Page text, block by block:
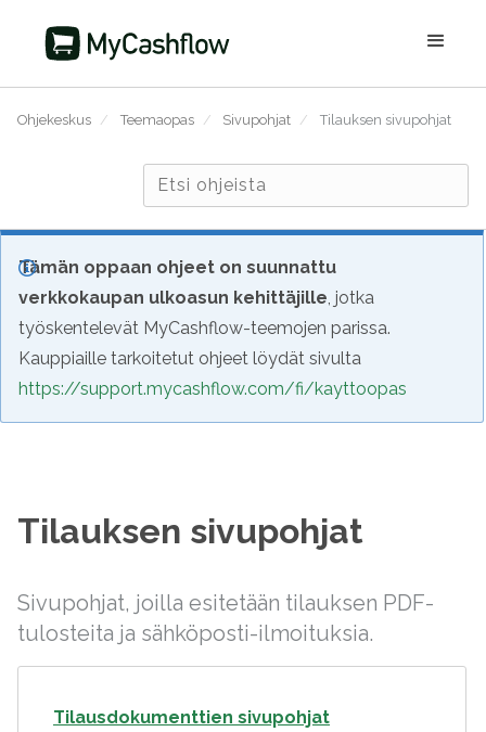
Ohjekeskus / Teemaopas / Sivupohjat / Tilauksen sivupohjat
Tämän oppaan ohjeet on suunnattu
verkkokaupan ulkoasun kehittäjille, jotka
työskentelevät MyCashflow-teemojen parissa.
Kauppiaille tarkoitetut ohjeet löydät sivulta
https://support.mycashflow.com/fi/kayttoopas
Tilauksen sivupohjat
Sivupohjat, joilla esitetään tilauksen PDF-
tulosteita ja sähköposti-ilmoituksia.
Tilausdokumenttien sivupohjat